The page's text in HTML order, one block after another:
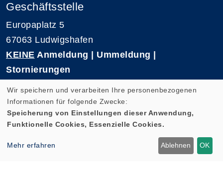
Geschäftsstelle
Europaplatz 5
67063 Ludwigshafen
KEINE Anmeldung | Ummeldung |
Stornierungen
E-Mail: kvhs-geschaeftsstelle@vhs-rpk.de
Wir speichern und verarbeiten Ihre personenbezogenen
Informationen für folgende Zwecke:
Speicherung von Einstellungen dieser Anwendung,
Funktionelle Cookies, Essenzielle Cookies.
Mehr erfahren Ablehnen OK